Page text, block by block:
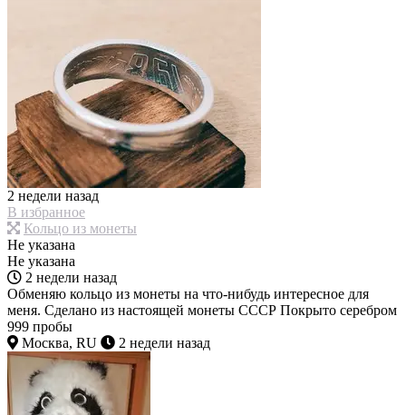
2 недели назад
В избранное
Кольцо из монеты
Не указана
Не указана
2 недели назад
Обменяю кольцо из монеты на что-нибудь интересное для
меня. Сделано из настоящей монеты СССР Покрыто серебром
999 пробы
Москва, RU
2 недели назад